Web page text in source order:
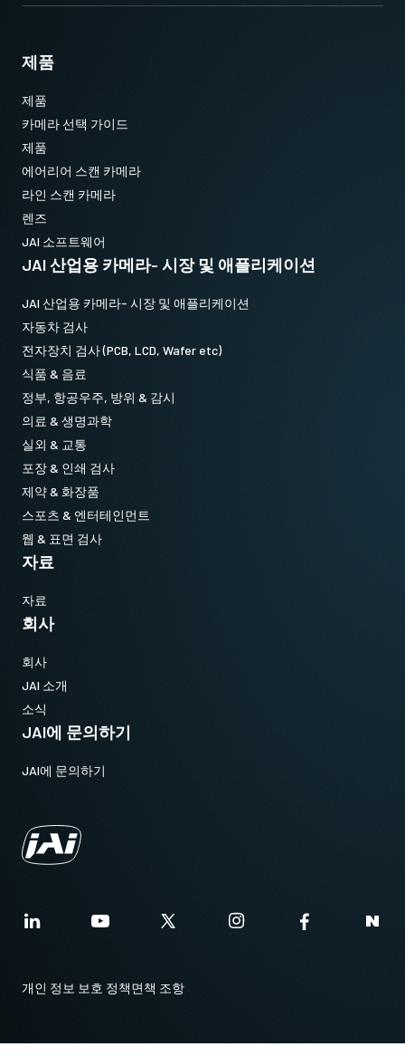
제품
제품
카메라 선택 가이드
제품
에어리어 스캔 카메라
라인 스캔 카메라
렌즈
JAI 소프트웨어
JAI 산업용 카메라- 시장 및 애플리케이션
JAI 산업용 카메라- 시장 및 애플리케이션
자동차 검사
전자장치 검사 (PCB, LCD, Wafer etc)
식품 & 음료
정부, 항공우주, 방위 & 감시
의료 & 생명과학
실외 & 교통
포장 & 인쇄 검사
제약 & 화장품
스포츠 & 엔터테인먼트
웹 & 표면 검사
자료
자료
회사
회사
JAI 소개
소식
JAI에 문의하기
JAI에 문의하기
개인 정보 보호 정책면책 조항